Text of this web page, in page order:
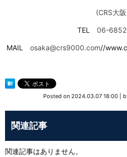
(CRS大
TEL 06-
MAIL osaka@crs9000.com//
Posted on 2024.03.07 18:00
関連記事
関連記事はありません。